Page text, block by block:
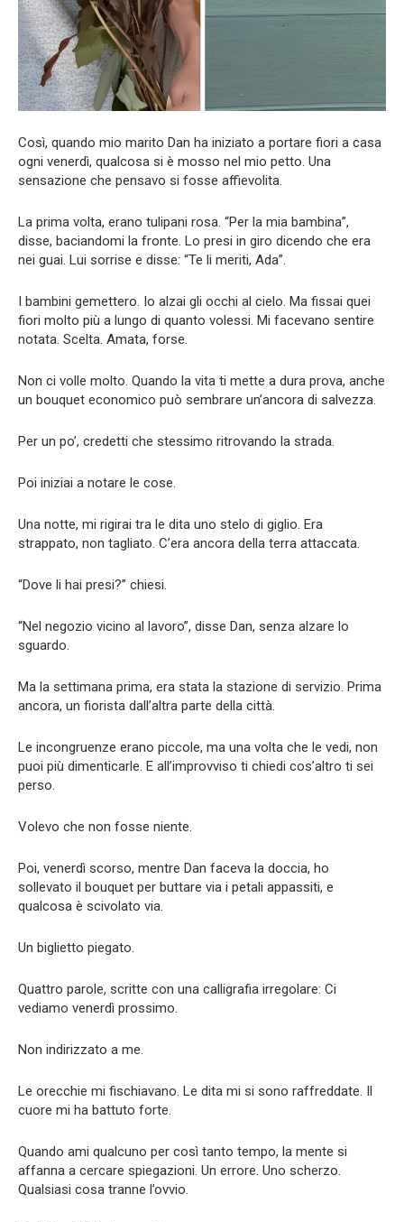
Così, quando mio marito Dan ha iniziato a portare fiori a casa
ogni venerdì, qualcosa si è mosso nel mio petto. Una
sensazione che pensavo si fosse affievolita.
La prima volta, erano tulipani rosa. “Per la mia bambina”,
disse, baciandomi la fronte. Lo presi in giro dicendo che era
nei guai. Lui sorrise e disse: “Te li meriti, Ada”.
I bambini gemettero. Io alzai gli occhi al cielo. Ma fissai quei
fiori molto più a lungo di quanto volessi. Mi facevano sentire
notata. Scelta. Amata, forse.
Non ci volle molto. Quando la vita ti mette a dura prova, anche
un bouquet economico può sembrare un’ancora di salvezza.
Per un po’, credetti che stessimo ritrovando la strada.
Poi iniziai a notare le cose.
Una notte, mi rigirai tra le dita uno stelo di giglio. Era
strappato, non tagliato. C’era ancora della terra attaccata.
“Dove li hai presi?” chiesi.
“Nel negozio vicino al lavoro”, disse Dan, senza alzare lo
sguardo.
Ma la settimana prima, era stata la stazione di servizio. Prima
ancora, un fiorista dall’altra parte della città.
Le incongruenze erano piccole, ma una volta che le vedi, non
puoi più dimenticarle. E all’improvviso ti chiedi cos’altro ti sei
perso.
Volevo che non fosse niente.
Poi, venerdì scorso, mentre Dan faceva la doccia, ho
sollevato il bouquet per buttare via i petali appassiti, e
qualcosa è scivolato via.
Un biglietto piegato.
Quattro parole, scritte con una calligrafia irregolare: Ci
vediamo venerdì prossimo.
Non indirizzato a me.
Le orecchie mi fischiavano. Le dita mi si sono raffreddate. Il
cuore mi ha battuto forte.
Quando ami qualcuno per così tanto tempo, la mente si
affanna a cercare spiegazioni. Un errore. Uno scherzo.
Qualsiasi cosa tranne l’ovvio.